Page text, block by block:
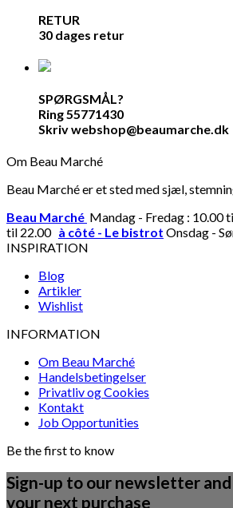
RETUR
30 dages retur
SPØRGSMÅL?
Ring 55771430
Skriv webshop@beaumarche.dk
Om Beau Marché
Beau Marché er et sted med sjæl,
Beau Marché Mandag - Fredag : 10.00
til 22.00 à côté - Le bistrot Onsdag -
INSPIRATION
Blog
Artikler
Wishlist
INFORMATION
Om Beau Marché
Handelsbetingelser
Privatliv og Cookies
Kontakt
Job Opportunities
Be the first to know
Sign-up to our newsletter
your next purchase